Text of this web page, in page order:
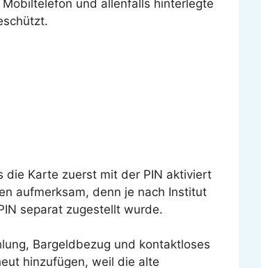
und allenfalls hinterlegte
die Karte zuerst mit der PIN aktiviert
aufmerksam, denn je nach Institut
separat zugestellt wurde.
Bargeldbezug und kontaktloses
hinzufügen, weil die alte